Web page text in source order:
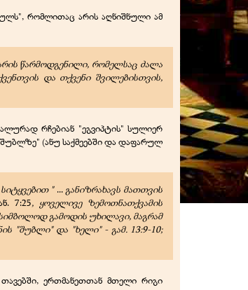
რომლითაც არის აღნიშნული ამ
წარმოდგენილი, რომელსაც ძალა
და თქვენი შვილებისთვის,
რჩებიან "ეგვიპტის" სულიერ
შუბლზე" (ანუ საქმეებში და დაფარულ
"... განიზრახავს მათთვის
7:25, ყოველივე ზემოთნათქვამის
გამოდის უხილავი, მაგრამ
"შუბლი" და "ხელი" - გამ. 13:9-10;
ერთმანეთთან მთელი რიგი